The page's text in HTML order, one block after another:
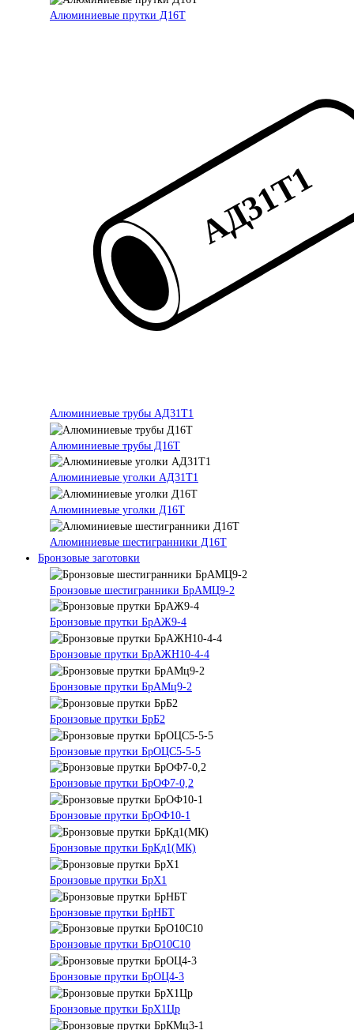
Алюминиевые прутки Д16Т
Алюминиевые трубы АД31Т1
Алюминиевые трубы Д16Т
Алюминиевые уголки АД31Т1
Алюминиевые уголки Д16Т
Алюминиевые шестигранники Д16Т
Бронзовые заготовки
Бронзовые шестигранники БрАМЦ9-2
Бронзовые прутки БрАЖ9-4
Бронзовые прутки БрАЖН10-4-4
Бронзовые прутки БрАМц9-2
Бронзовые прутки БрБ2
Бронзовые прутки БрОЦС5-5-5
Бронзовые прутки БрОФ7-0,2
Бронзовые прутки БрОФ10-1
Бронзовые прутки БрКд1(МК)
Бронзовые прутки БрХ1
Бронзовые прутки БрНБТ
Бронзовые прутки БрО10С10
Бронзовые прутки БрОЦ4-3
Бронзовые прутки БрХ1Цр